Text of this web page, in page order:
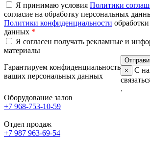
Я принимаю условия Политики
согласие на обработку персональных
Политики конфиденциальности
данных *
Я согласен получать рекламные и
материалы
Гарантируем конфиденциальность
ваших персональных данных
×
С
.
Оборудование залов
+7 968-753-10-59
Отдел продаж
+7 987 963-69-54